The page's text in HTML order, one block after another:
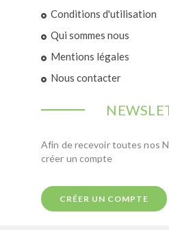
Conditions d'utilisation
Qui sommes nous
Mentions légales
Nous contacter
Afin de recevoir toutes nos
créer un compte
CRÉER UN COMPTE